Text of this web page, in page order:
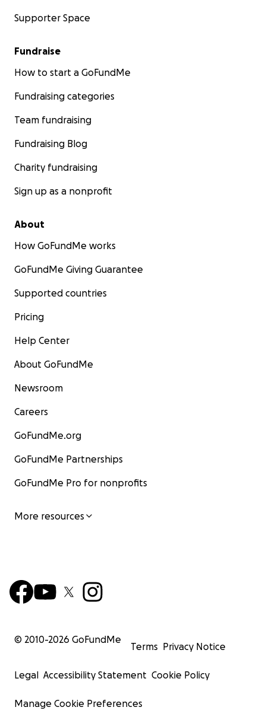
Supporter Space
Fundraise
How to start a GoFundMe
Fundraising categories
Team fundraising
Fundraising Blog
Charity fundraising
Sign up as a nonprofit
About
How GoFundMe works
GoFundMe Giving Guarantee
Supported countries
Pricing
Help Center
About GoFundMe
Newsroom
Careers
GoFundMe.org
GoFundMe Partnerships
GoFundMe Pro for nonprofits
More resources
© 2010-2026 GoFundMe
Terms Privacy Notice
Legal Accessibility Statement Cookie Policy
Manage Cookie Preferences